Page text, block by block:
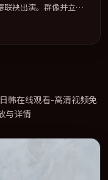
联袂出演。群像并立，
02 在内地院线及主流
，适合喜欢强情节与人
韩在线观看-高清视频免
与详情